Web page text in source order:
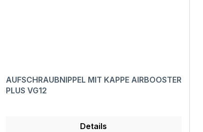
AUFSCHRAUBNIPPEL MIT KAPPE AIRBOOSTER
PLUS VG12
Details